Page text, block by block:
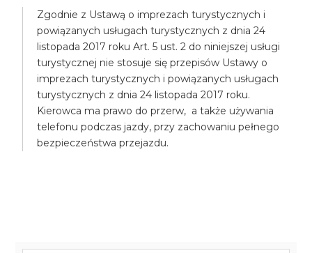
Zgodnie z Ustawą o imprezach turystycznych i
powiązanych usługach turystycznych z dnia 24
listopada 2017 roku Art. 5 ust. 2 do niniejszej usługi
turystycznej nie stosuje się przepisów Ustawy o
imprezach turystycznych i powiązanych usługach
turystycznych z dnia 24 listopada 2017 roku.
Kierowca ma prawo do przerw, a także używania
telefonu podczas jazdy, przy zachowaniu pełnego
bezpieczeństwa przejazdu.